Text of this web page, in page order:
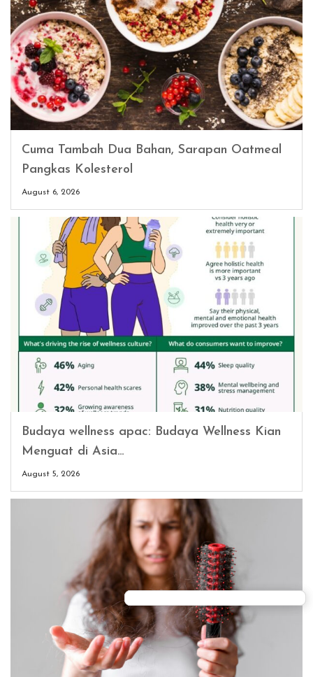
Cuma Tambah Dua Bahan, Sarapan Oatmeal
Pangkas Kolesterol
August 6, 2026
Budaya wellness apac: Budaya Wellness Kian
Menguat di Asia…
August 5, 2026